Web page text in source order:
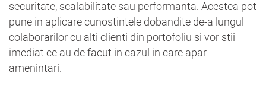
securitate, scalabilitate sau performanta. Acestea pot
pune in aplicare cunostintele dobandite de-a lungul
colaborarilor cu alti clienti din portofoliu si vor stii
imediat ce au de facut in cazul in care apar
amenintari.